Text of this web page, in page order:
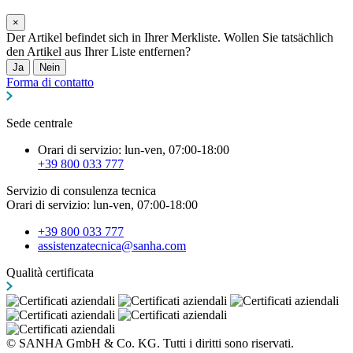
×
Der Artikel befindet sich in Ihrer Merkliste. Wollen Sie tatsächlich
den Artikel aus Ihrer Liste entfernen?
Ja Nein
Forma di contatto
Sede centrale
Orari di servizio: lun-ven, 07:00-18:00
+39 800 033 777
Servizio di consulenza tecnica
Orari di servizio: lun-ven, 07:00-18:00
+39 800 033 777
assistenzatecnica@sanha.com
Qualità certificata
© SANHA GmbH & Co. KG. Tutti i diritti sono riservati.